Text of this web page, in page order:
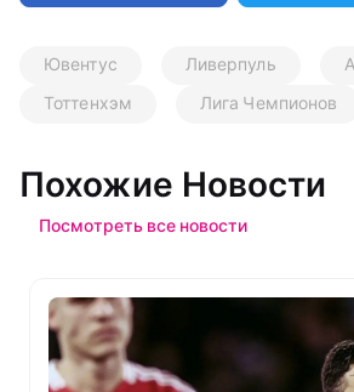
Ювентус Ливерпуль
Тоттенхэм
Лига Чемпионов
Похожие Новости
Посмотреть все новости